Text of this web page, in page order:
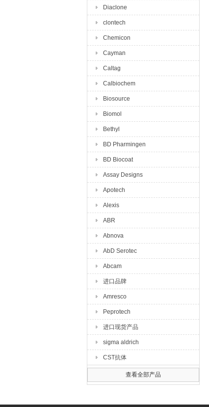
Diaclone
clontech
Chemicon
Cayman
Caltag
Calbiochem
Biosource
Biomol
Bethyl
BD Pharmingen
BD Biocoat
Assay Designs
Apotech
Alexis
ABR
Abnova
AbD Serotec
Abcam
进口品牌
Amresco
Peprotech
进口现货产品
sigma aldrich
CST抗体
查看全部产品